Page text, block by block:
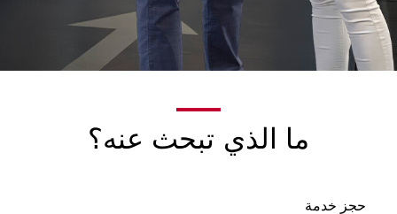
ما الذي تبحث عنه؟
حجز خدمة